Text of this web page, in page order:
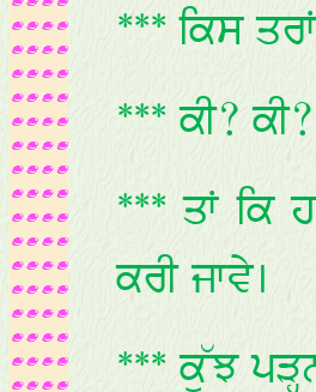
*** ਕਿਸ
*** ਕੀ?
*** ਤਾਂ ਕਿ
ਕਰੀ ਜਾਵੇ।
*** ਕੁੱਝ